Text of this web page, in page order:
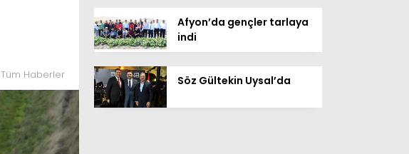
Tüm Haberler
Afyon’da gençler tarlaya
indi
Söz Gültekin Uysal’da